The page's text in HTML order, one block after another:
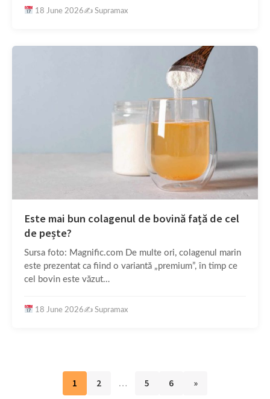
18 June 2026✍️ Supramax
Este mai bun colagenul de bovină față de cel
de pește?
Sursa foto: Magnific.com De multe ori, colagenul marin
este prezentat ca fiind o variantă „premium”, în timp ce
cel bovin este văzut…
18 June 2026✍️ Supramax
1 2 … 5 6 »